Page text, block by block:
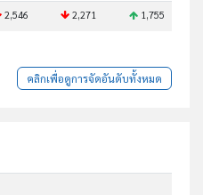
2,546 2,271 1,755
คลิกเพื่อดูการจัดอันดับทั้งหมด